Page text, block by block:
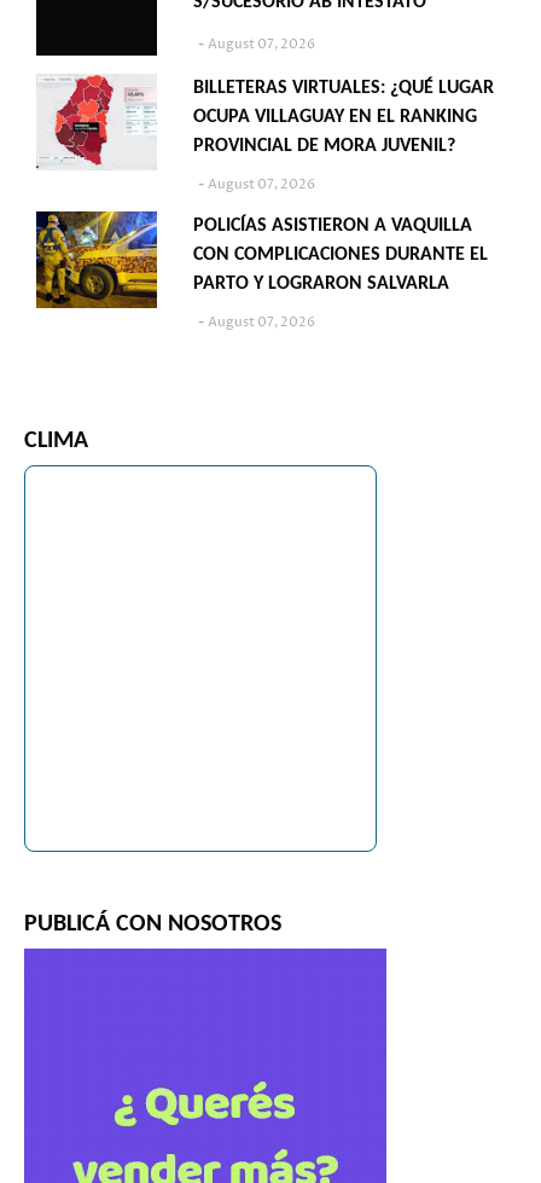
August 07, 2026
BILLETERAS VIRTUALES: ¿QUÉ LUGAR
OCUPA VILLAGUAY EN EL RANKING
PROVINCIAL DE MORA JUVENIL?
August 07, 2026
POLICÍAS ASISTIERON A VAQUILLA
CON COMPLICACIONES DURANTE EL
PARTO Y LOGRARON SALVARLA
August 07, 2026
CLIMA
PUBLICÁ CON NOSOTROS